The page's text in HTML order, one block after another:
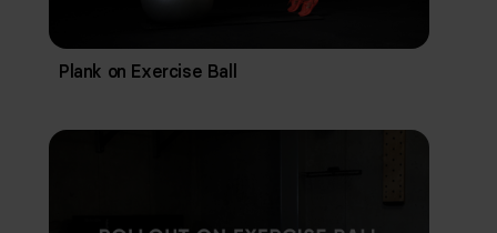
Plank on Exercise Ball